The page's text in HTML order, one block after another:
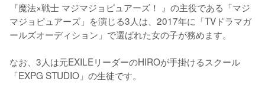
『魔法×戦士 マジマジョピュアーズ！ 』の主役である「マジ
マジョピュアーズ」を演じる3人は、2017年に「TVドラマガ
ールズオーディション」で選ばれた女の子が務めます。
なお、3人は元EXILEリーダーのHIROが手掛けるスクール
「EXPG STUDIO」の生徒です。